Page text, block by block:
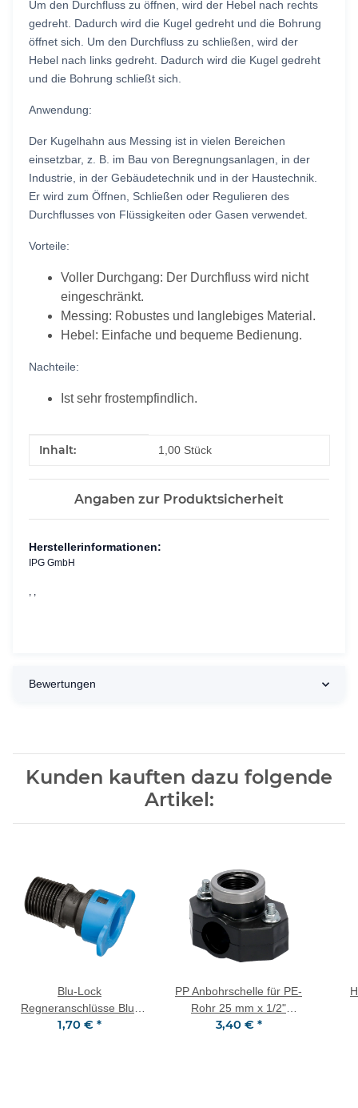
Um den Durchfluss zu öffnen, wird der Hebel nach rechts
gedreht. Dadurch wird die Kugel gedreht und die Bohrung
öffnet sich. Um den Durchfluss zu schließen, wird der
Hebel nach links gedreht. Dadurch wird die Kugel gedreht
und die Bohrung schließt sich.
Anwendung:
Der Kugelhahn aus Messing ist in vielen Bereichen
einsetzbar, z. B. im Bau von Beregnungsanlagen, in der
Industrie, in der Gebäudetechnik und in der Haustechnik.
Er wird zum Öffnen, Schließen oder Regulieren des
Durchflusses von Flüssigkeiten oder Gasen verwendet.
Vorteile:
Voller Durchgang: Der Durchfluss wird nicht
eingeschränkt.
Messing: Robustes und langlebiges Material.
Hebel: Einfache und bequeme Bedienung.
Nachteile:
Ist sehr frostempfindlich.
Produkteigenschaft
Wert
Inhalt: 1,00 Stück
Angaben zur Produktsicherheit
Herstellerinformationen:
IPG GmbH
, ,
Bewertungen
Kunden kauften dazu folgende
Artikel:
Blu-Lock
Regneranschlüsse Blu-
Lock Kupplung gerade ø
1,70 € *
PP Anbohrschelle für PE-
Rohr 25 mm x 1/2"
Innengewinde (IG) 2
3,40 € *